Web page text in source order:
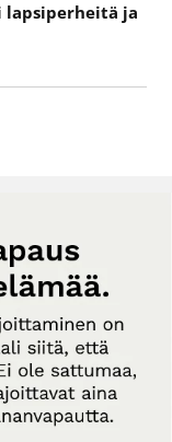
lapsiperheitä ja